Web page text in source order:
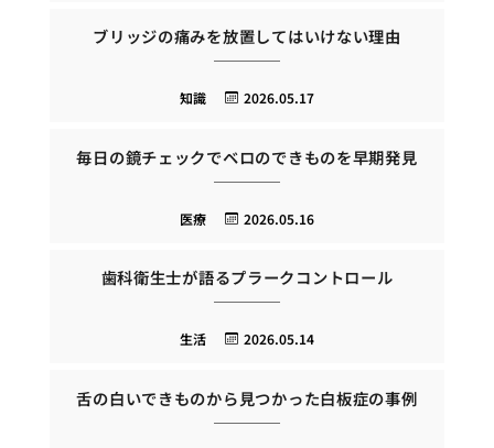
ブリッジの痛みを放置してはいけない理由
2026.05.17
知識
毎日の鏡チェックでベロのできものを早期発見
2026.05.16
医療
歯科衛生士が語るプラークコントロール
2026.05.14
生活
舌の白いできものから見つかった白板症の事例